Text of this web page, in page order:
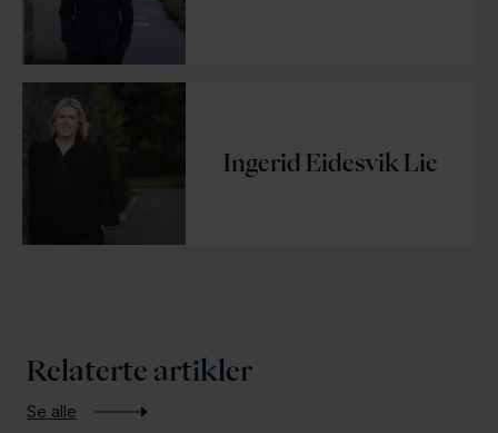
Ingerid Eidesvik Lie
Relaterte artikler
Se alle